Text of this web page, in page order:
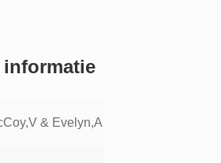
& Evelyn,A